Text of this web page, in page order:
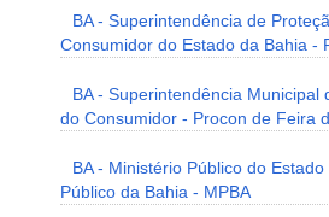
BA - Superintendência de
Consumidor do Estado da Bahia -
BA - Superintendência Municipal
do Consumidor - Procon de Feira
BA - Ministério Público do
Público da Bahia - MPBA